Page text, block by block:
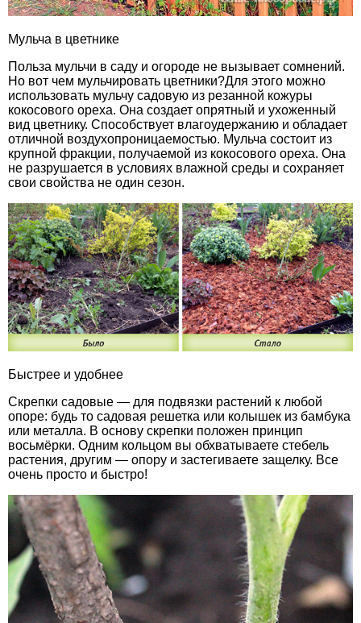
Мульча в цветнике
Польза мульчи в саду и огороде не вызывает сомнений.
Но вот чем мульчировать цветники?Для этого можно
использовать мульчу садовую из резанной кожуры
кокосового ореха. Она создает опрятный и ухоженный
вид цветнику. Способствует влагоудержанию и обладает
отличной воздухопроницаемостью. Мульча состоит из
крупной фракции, получаемой из кокосового ореха. Она
не разрушается в условиях влажной среды и сохраняет
свои свойства не один сезон.
Быстрее и удобнее
Скрепки садовые — для подвязки растений к любой
опоре: будь то садовая решетка или колышек из бамбука
или металла. В основу скрепки положен принцип
восьмёрки. Одним кольцом вы обхватываете стебель
растения, другим — опору и застегиваете защелку. Все
очень просто и быстро!